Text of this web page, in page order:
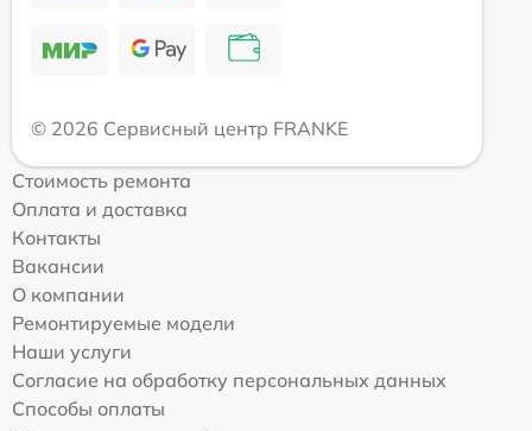
© 2026 Сервисный центр FRANKE
Стоимость ремонта
Оплата и доставка
Контакты
Вакансии
О компании
Ремонтируемые модели
Наши услуги
Согласие на обработку персональных данных
Способы оплаты